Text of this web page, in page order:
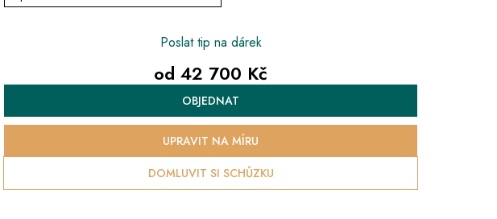
Poslat tip na dárek
od 42 700 Kč
Měrná
cena:
OBJEDNAT
DOMLUVIT SI SCHŮZKU
UPRAVIT NA MÍRU